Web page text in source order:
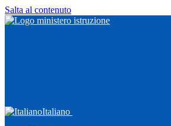
Salta al contenuto
Italiano